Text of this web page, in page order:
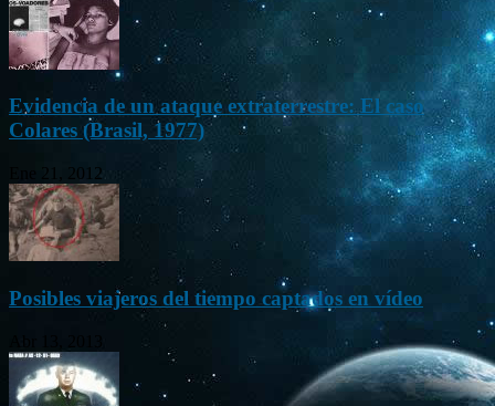
Evidencia de un ataque extraterrestre: El caso
Colares (Brasil, 1977)
Ene 21, 2012
Posibles viajeros del tiempo captados en vídeo